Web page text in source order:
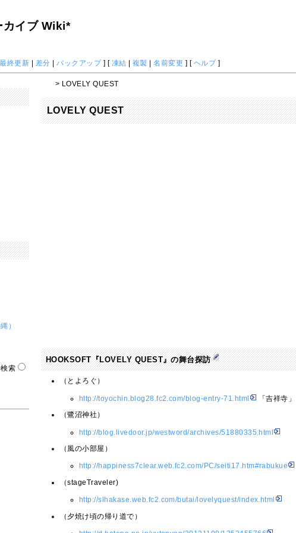
カイブ Wiki*
最終更新 | 差分 |バックアップ] [ 凍結 | 複製 |名前変更 ] [ ヘルプ]
> LOVELY QUEST
LOVELY QUEST
HOOKSOFT『LOVELY QUEST』の舞台探訪
（とよろぐ）
http://toyochin.blog28.fc2.com/blog-entry-71.html
「吉祥寺」
（鷺沼神社）
http://blog.livedoor.jp/westword/archives/51880335.html
（風の小部屋）
http://happiness7clear.web.fc2.com/PC/seiti17.htm#rabukue
（stageTraveler)
http://slhakase.web.fc2.com/butai/lovelyquest/index.html
（夕焼け頃の帰り道で）
）
索